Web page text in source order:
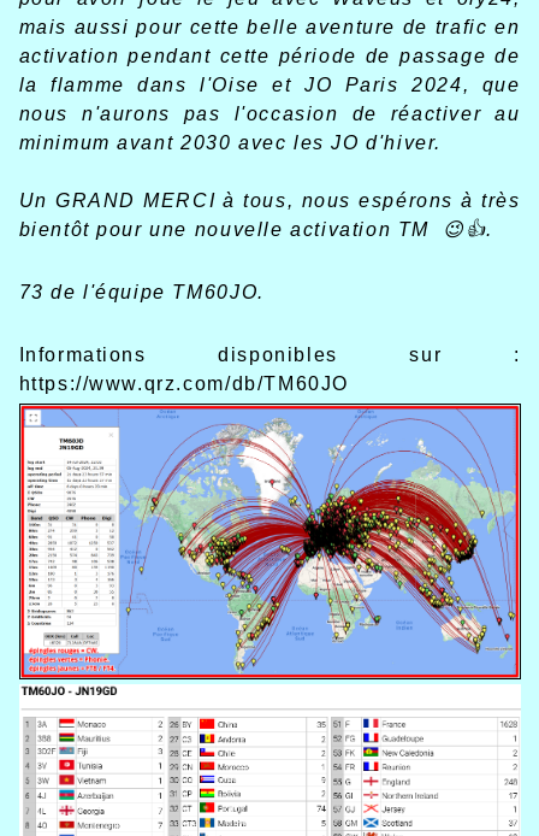
mais aussi pour cette belle aventure de trafic en
activation pendant cette période de passage de
la flamme dans l'Oise et JO Paris 2024, que
nous n'aurons pas l'occasion de réactiver au
minimum avant 2030 avec les JO d'hiver.
Un GRAND MERCI à tous, nous espérons à très
bientôt pour une nouvelle activation TM 😉👍.
73 de l'équipe TM60JO.
Informations disponibles sur :
https://www.qrz.com/db/TM60JO